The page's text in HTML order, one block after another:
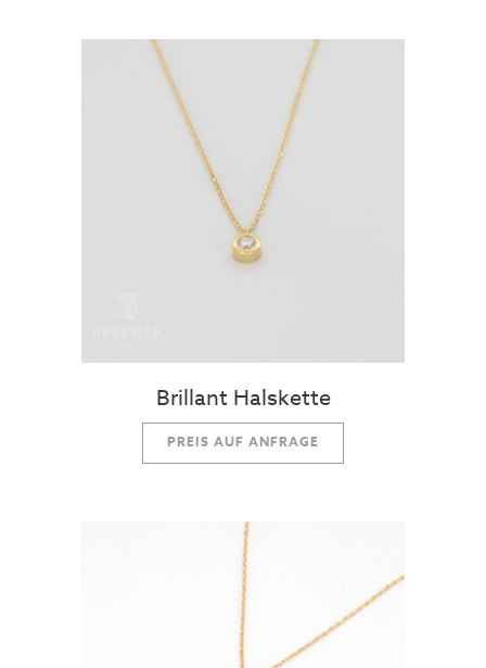
Brillant Halskette
PREIS AUF ANFRAGE